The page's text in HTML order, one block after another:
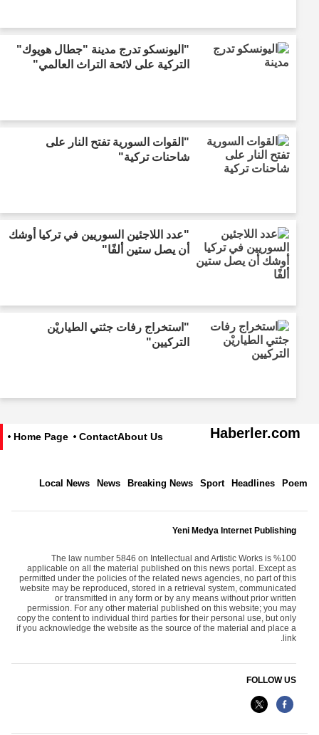
"اليونسكو تدرج مدينة "جطال هويوك"
التركية على لائحة التراث العالمي"
"القوات السورية تفتح النار على
شاحنات تركية"
"عدد اللاجئين السوريين في تركيا أوشك
أن يصل ستين ألفًا"
"استخراج رفات جثتي الطياريْن
التركيين"
Haberler.com
About Us
Contact
Home Page
Poem
Headlines
Sport
Breaking News
News
Local News
Yeni Medya Internet Publishing
The law number 5846 on Intellectual and Artistic Works is %100
applicable on all the material published on this news portal. Except as
permitted under the policies of the related news agencies, no part of this
website may be reproduced, stored in a retrieval system, communicated
or transmitted in any form or by any means without prior written
permission. For any other material published on this website; you may
copy the content to individual third parties for their personal use, but only
if you acknowledge the website as the source of the material and place a
link.
FOLLOW US